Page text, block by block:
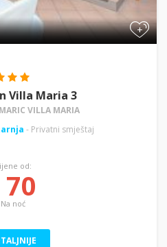
+
Villa Maria 3
VILLA MARIA
- Privatni smještaj
od:
Na noć